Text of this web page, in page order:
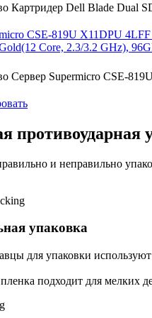
Картридер Dell Blade Dual
CSE-819U X11DPU
Core, 2.3/3.2 GHz),
Сервер Supermicro CSE-
противоударная
и неправильно
упаковка
для упаковки
подходит для мелких